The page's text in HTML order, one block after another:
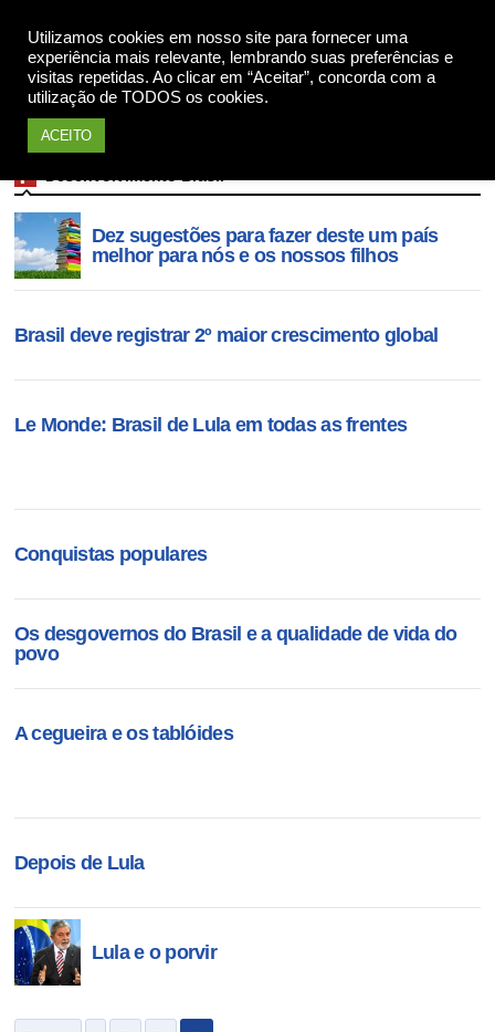
Utilizamos cookies em nosso site para fornecer uma
experiência mais relevante, lembrando suas preferências e
visitas repetidas. Ao clicar em “Aceitar”, concorda com a
utilização de TODOS os cookies.
ACEITO
Dez sugestões para fazer deste um país
melhor para nós e os nossos filhos
Brasil deve registrar 2º maior crescimento global
Le Monde: Brasil de Lula em todas as frentes
Conquistas populares
Os desgovernos do Brasil e a qualidade de vida do
povo
A cegueira e os tablóides
Depois de Lula
Lula e o porvir